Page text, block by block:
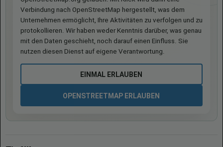
Verbindung nach OpenStreetMap hergestellt, was dem
Unternehmen ermöglicht, Ihre Aktivitäten zu verfolgen und zu
protokollieren. Wir haben weder Kenntnis darüber, was genau
mit den Daten geschieht, noch darauf einen Einfluss. Sie
nutzen diesen Dienst auf eigene Verantwortung.
EINMAL ERLAUBEN
OPENSTREETMAP ERLAUBEN